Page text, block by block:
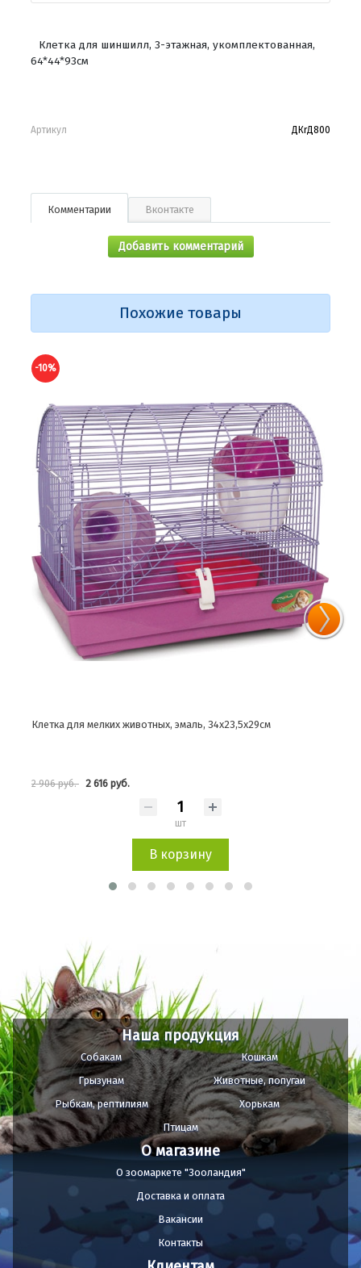
Клетка для шиншилл, 3-этажная, укомплектованная,
64*44*93см
Артикул ДКrД800
Комментарии Вконтакте
Добавить комментарий
Похожие товары
-10%
Клетка для мелких животных, эмаль, 34х23,5х29см
2 906 руб. 2 616 руб.
шт
В корзину
Наша продукция
Собакам
Кошкам
Грызунам
Животные, попугаи
Рыбкам, рептилиям
Хорькам
Птицам
О магазине
О зоомаркете "Зооландия"
Доставка и оплата
Вакансии
Контакты